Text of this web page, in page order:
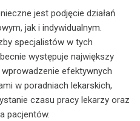
jest podjęcie działań
jak i indywidualnym.
specjalistów w tych
występuje największy
efektywnych
w poradniach lekarskich,
czasu pracy lekarzy oraz
pacjentów.